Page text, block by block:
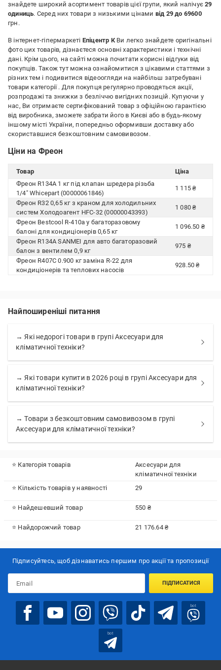
знайдете широкий асортимент товарів цієї групи, який налічує29
одиниць. Серед них товари з низькими цінами від 29 до 69600
грн.
В інтернет-гіпермаркеті Епіцентр КВи легко знайдете оригінальні
фото цих товарів, дізнаєтеся основні характеристики і технічні
дані. Крім цього, на сайті можна почитати корисні відгуки від
покупців. Також тут можна ознайомитися з цікавими статтями з
різних тем і подивитися відеоогляди на найбільш затребувані
товари категорії . Для покупця регулярно проводяться акції,
розпродажі та знижки з безліччю вигідних позицій. Купуючи у
нас, Ви отримаєте сертифікований товар з офіційною гарантією
від виробника, зможете забрати його в Києві або в будь-якому
іншому місті України, попередньо оформивши доставку або
скориставшися безкоштовним самовивозом.
Ціни на Фреон
Товар
Ціна
Фреон R134A 1 кг під клапан шредера різьба
1/4" Whicepart (00000061846)
1 115 ₴
Фреон R32 0,65 кг з краном для холодильних
систем Холодоагент HFC-32 (00000043393)
1 080 ₴
Фреон Bestcool R-410a у багаторазовому
балоні для кондиціонерів 0,65 кг
1 096.50 ₴
Фреон R134А SANMEI для авто багаторазовий
балон з вентилем 0,9 кг
975 ₴
Фреон R407C 0.900 кг заміна R-22 для
кондиціонерів та теплових насосів
928.50 ₴
Найпоширеніші питання
→ Які недорогі товари в групі Аксесуари для
кліматичної техніки?
→ Які товари купити в 2026 році в групі Аксесуари для
кліматичної техніки?
→ Товари з безкоштовним самовивозом в групі
Аксесуари для кліматичної техніки?
⭐ Категорія товарів
Аксесуари для
кліматичної техніки
⭐ Кількість товарів у наявності
29
⭐ Найдешевший товар 550 ₴
⭐ Найдорожчий товар 21 176.64 ₴
Підписуйтесь, щоб дізнаватись першим про акції та пропозиції
ПІДПИСАТИСЯ
bot
bot